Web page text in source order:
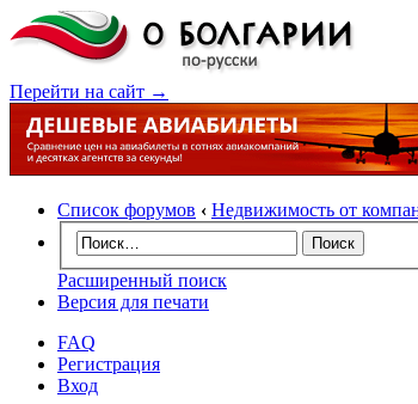
Перейти на сайт →
Список форумов ‹ Недвижимость от
Расширенный поиск
Версия для печати
FAQ
Регистрация
Вход